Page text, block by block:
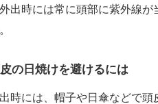
出時には常に頭部に紫外線
の日焼けを避けるには
時には、帽子や日傘などで頭